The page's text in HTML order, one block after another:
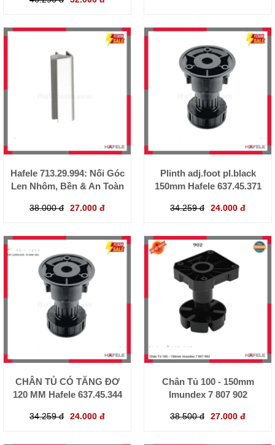
Hafele 713.29.994: Nối Góc
Len Nhôm, Bền & An Toàn
38.000 đ 27.000 đ
Plinth adj.foot pl.black
150mm Hafele 637.45.371
34.259 đ 24.000 đ
CHÂN TỦ CÓ TĂNG ĐƠ
120 MM Hafele 637.45.344
34.259 đ 24.000 đ
Chân Tủ 100 - 150mm
Imundex 7 807 902
38.500 đ 27.000 đ